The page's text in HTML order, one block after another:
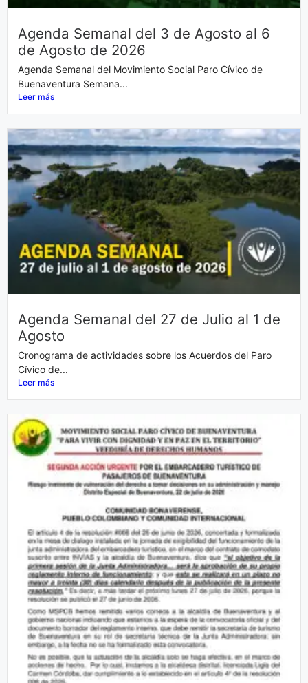
Agenda Semanal del 3 de Agosto al 6
de Agosto de 2026
Agenda Semanal del Movimiento Social Paro Cívico de
Buenaventura Semana...
Leer más
Agenda Semanal del 27 de Julio al 1 de
Agosto
Cronograma de actividades sobre los Acuerdos del Paro
Cívico de...
Leer más